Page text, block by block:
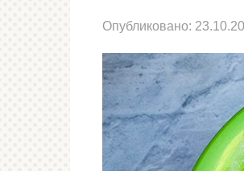
Опубликовано: